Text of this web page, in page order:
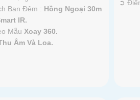
Ban Đêm : Hồng Ngoại 30m
IR.
Mẫu Xoay 360.
Âm Và Loa.
️➲